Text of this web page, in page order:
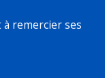
à remercier ses